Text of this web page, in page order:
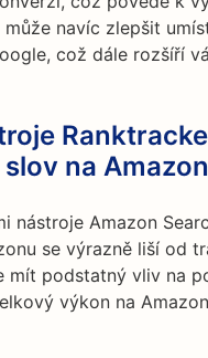
navíc zlepšit
což dále rozšíří
na
nástroje Amazon
se výrazně liší od
mít podstatný vliv na
výkon na